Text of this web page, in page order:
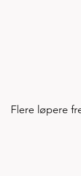
Flere løpere